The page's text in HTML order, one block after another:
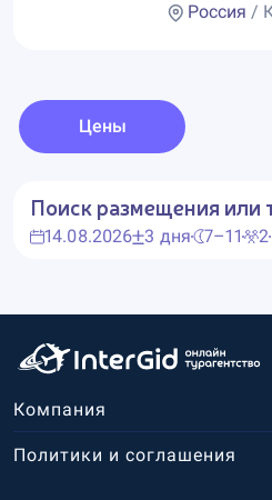
Россия /
Цены
Поиск размещения или
14.08.2026 3 дня 7–11 2
Компания
Политики и соглашения